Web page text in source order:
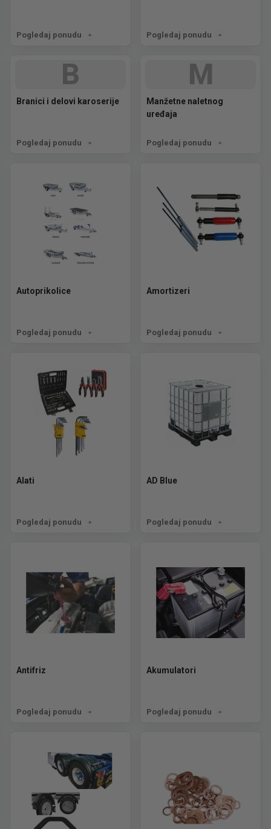
Pogledaj ponudu Pogledaj ponudu
B
Branici i delovi karoserije
Pogledaj ponudu
M
Manžetne naletnog
uređaja
Pogledaj ponudu
Autoprikolice
Pogledaj ponudu
Amortizeri
Pogledaj ponudu
Alati
Pogledaj ponudu
AD Blue
Pogledaj ponudu
Antifriz
Pogledaj ponudu
Akumulatori
Pogledaj ponudu